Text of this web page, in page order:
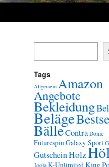
Tags
Allgemein Amazon
Angebote
Bekleidung
Beläge
BälleContra Donic
FuturespinGalaxy Sport
GutscheinHolz
JoolaK-UnlimitedKing